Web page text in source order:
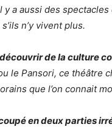
a aussi des spectacles
n’y vivent plus.
de la culture
le Pansori, ce théâtre
que l’on connait
en deux parties